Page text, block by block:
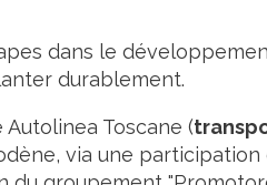
dans le
durablement.
Toscane (
via une participation